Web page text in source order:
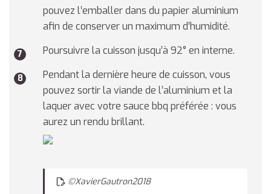
pouvez l’emballer dans du papier aluminium
afin de conserver un maximum d’humidité.
Poursuivre la cuisson jusqu’à 92° en interne.
Pendant la dernière heure de cuisson, vous
pouvez sortir la viande de l’aluminium et la
laquer avec votre sauce bbq préférée : vous
aurez un rendu brillant.
©XavierGautron2018